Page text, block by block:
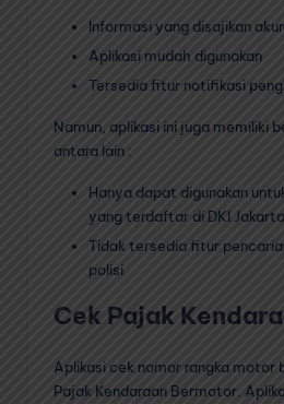
Informasi yang disajikan
Aplikasi mudah digunakan
Tersedia fitur notifikasi
Namun, aplikasi ini juga memiliki
antara lain :
Hanya dapat digunakan
yang terdaftar di DKI Jakarta
Tidak tersedia fitur
polisi
Cek Pajak
Aplikasi cek nomor rangka motor
Pajak Kendaraan Bermotor.